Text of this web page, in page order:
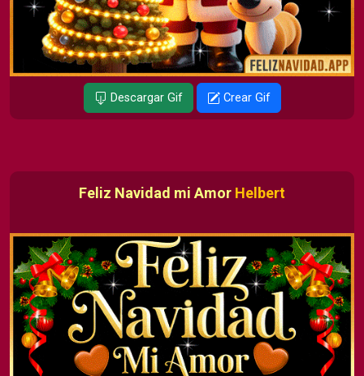
Descargar Gif Crear Gif
Feliz Navidad mi Amor Helbert